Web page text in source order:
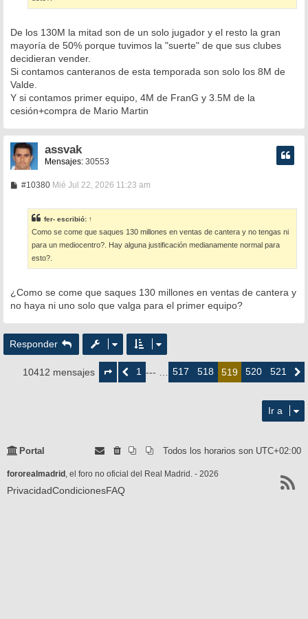
De los 130M la mitad son de un solo jugador y el resto la gran
mayoría de 50% porque tuvimos la "suerte" de que sus clubes
decidieran vender.
Si contamos canteranos de esta temporada son solo los 8M de
Valde.
Y si contamos primer equipo, 4M de FranG y 3.5M de la
cesión+compra de Mario Martin
assvak
Mensajes: 30553
#10380M
a
j
e
Mié Jul 22, 2026 11:23 am
fer- escribió: ↑
Como se come que saques 130 millones en ventas de cantera y no tengas ni
para un mediocentro?. Hay alguna justificación medianamente normal para
esto?.
¿Como se come que saques 130 millones en ventas de cantera y
no haya ni uno solo que valga para el primer equipo?
Responder
10412 mensajes
Página
deAnterior
1 --- … 517 518 519 520 521
Ir a
Portal Todos los horarios son UTC+02:00
fororealmadrid , el foro no oficial del Real Madrid. - 2026
PrivacidadCondicionesFAQ